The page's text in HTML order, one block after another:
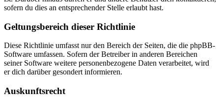
sofern du dies an entsprechender Stelle erlaubt hast.
Geltungsbereich dieser Richtlinie
Diese Richtlinie umfasst nur den Bereich der Seiten, die die phpBB-
Software umfassen. Sofern der Betreiber in anderen Bereichen
seiner Software weitere personenbezogene Daten verarbeitet, wird
er dich darüber gesondert informieren.
Auskunftsrecht